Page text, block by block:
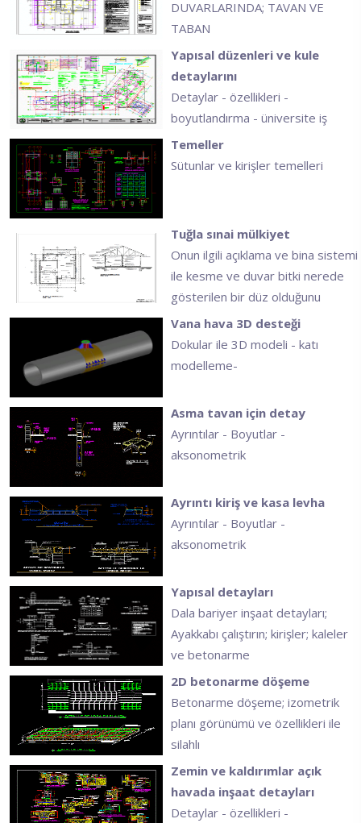
DUVARLARINDA; TAVAN VE
TABAN
Yapısal düzenleri ve kule
detaylarını
Detaylar - özellikleri -
boyutlandırma - üniversite iş
Temeller
Sütunlar ve kirişler temelleri
Tuğla sınai mülkiyet
Onun ilgili açıklama ve bina sistemi
ile kesme ve duvar bitki nerede
gösterilen bir düz olduğunu
Vana hava 3D desteği
Dokular ile 3D modeli - katı
modelleme-
Asma tavan için detay
Ayrıntılar - Boyutlar -
aksonometrik
Ayrıntı kiriş ve kasa levha
Ayrıntılar - Boyutlar -
aksonometrik
Yapısal detayları
Dala bariyer inşaat detayları;
Ayakkabı çalıştırın; kirişler; kaleler
ve betonarme
2D betonarme döşeme
Betonarme döşeme; izometrik
planı görünümü ve özellikleri ile
silahlı
Zemin ve kaldırımlar açık
havada inşaat detayları
Detaylar - özellikleri -